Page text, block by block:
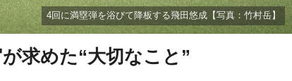
4回に満塁弾を浴びて降板する飛田悠成【写真：竹村岳】
求めた“大切なこと”